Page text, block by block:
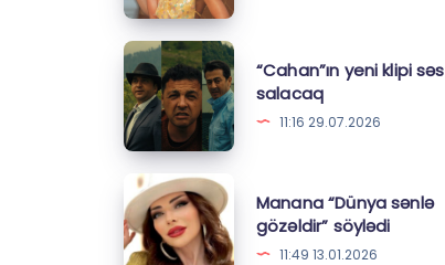
etdi
“Cahan”ın
yeni
klipi
səs
salacaq
“Cahan”ın yeni klipi səs
salacaq
11:16 29.07.2026
Manana
“Dünya
sənlə
Manana “Dünya sənlə
gözəldir” söylədi
11:49 13.01.2026